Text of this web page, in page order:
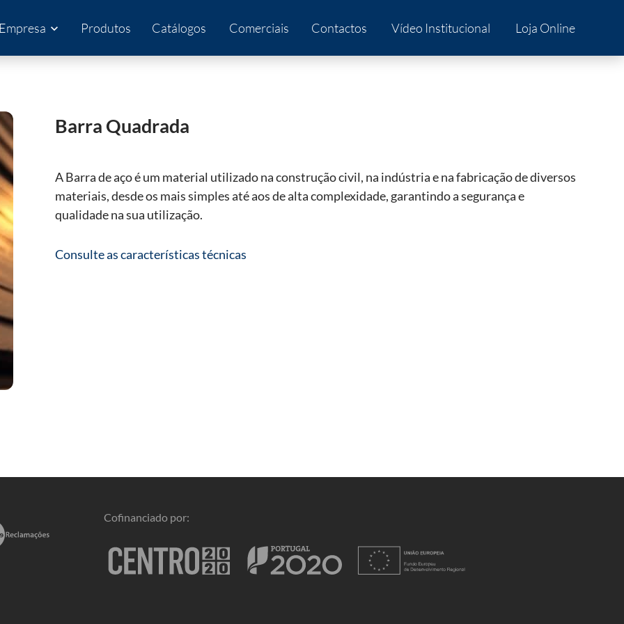
expand_more Produtos Catálogos Comerciais Contactos Vídeo Institucional Loja Online
Barra Quadrada
A Barra de aço é um material utilizado na construção civil, na indústria e na fabricação de diversos
materiais, desde os mais simples até aos de alta complexidade, garantindo a segurança e
qualidade na sua utilização.
Consulte as características técnicas
Cofinanciado por: